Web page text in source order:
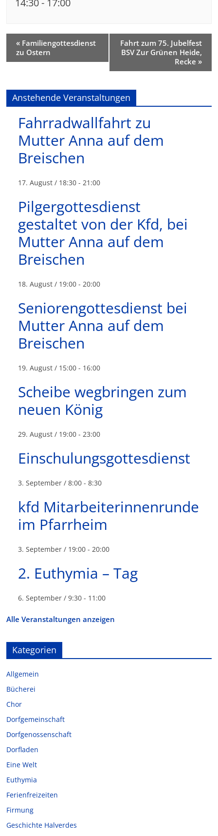
14:30 - 17:00
« Familiengottesdienst
zu Ostern
Fahrt zum 75. Jubelfest
BSV Zur Grünen Heide,
Recke »
Anstehende Veranstaltungen
Fahrradwallfahrt zu
Mutter Anna auf dem
Breischen
17. August / 18:30 -21:00
Pilgergottesdienst
gestaltet von der Kfd, bei
Mutter Anna auf dem
Breischen
18. August / 19:00 -20:00
Seniorengottesdienst bei
Mutter Anna auf dem
Breischen
19. August / 15:00 - 16:00
Scheibe wegbringen zum
neuen König
29. August / 19:00 -23:00
Einschulungsgottesdienst
3. September / 8:00 -8:30
kfd Mitarbeiterinnenrunde
im Pfarrheim
3. September / 19:00 -20:00
2. Euthymia – Tag
6. September / 9:30 - 11:00
Alle Veranstaltungen anzeigen
Kategorien
Allgemein
Bücherei
Chor
Dorfgemeinschaft
Dorfgenossenschaft
Dorfladen
Eine Welt
Euthymia
Ferienfreizeiten
Firmung
Geschichte Halverdes